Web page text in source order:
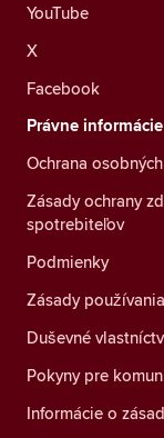
YouTube
X
Facebook
Právne informácie
Ochrana
Zásady ochrany
spotrebiteľov
Podmienky
Zásady
Duševné
Pokyny pre
Informácie o